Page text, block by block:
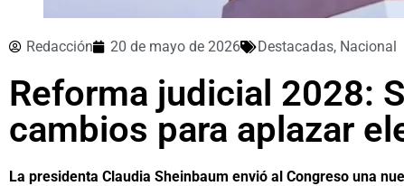
Redacción 20 de mayo de 2026 Destacadas, Nacional
Reforma judicial 2028:
cambios para aplazar
La presidenta Claudia Sheinbaum envió al Congreso una